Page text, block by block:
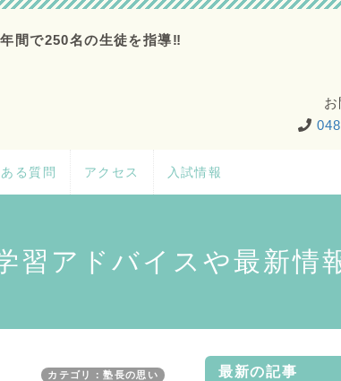
間で250名の生徒を指導‼
る質問 アクセス 入試情報
習アドバイスや最新情
カテゴリ：塾長の思い 最新の記事